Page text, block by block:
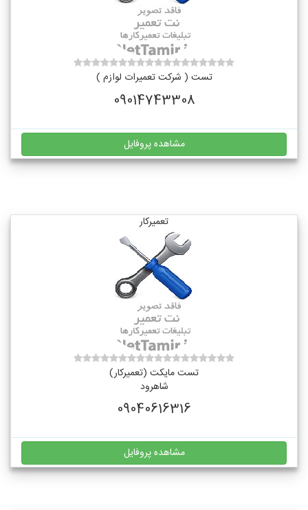
تست ( شرکت تعمیرات لوازم )
09014743308
مشاهده پروفایل
تعمیرکار
تست مایکت (تعمیرکار)
شاهرود
09040616316
مشاهده پروفایل